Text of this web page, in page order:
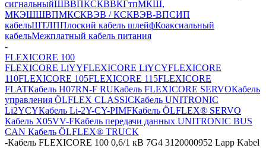
сигнальныйШВВПКСКВВКГтпМКШ,
МКЭШШВПМКСКВЭВ / КСКВЭВ-ВПСИП
кабельШТЛППлоский кабель шлейфКоаксиальный
кабельМежплатный кабель питания
-
FLEXICORE 100
FLEXICORE LiYYFLEXICORE LiYCYFLEXICORE
110FLEXICORE 105FLEXICORE 115FLEXICORE
FLATКабель H07RN-F RUКабель FLEXICORE SERVOКабель
управления ÖLFLEX CLASSICКабель UNITRONIC
Li2YCYКабель Li-2Y-CY-PIMFКабель ÖLFLEX® SERVO
Кабель X05VV-FКабель передачи данных UNITRONIC BUS
CAN Кабель ÖLFLEX® TRUCK
-Кабель FLEXICORE 100 0,6/1 кВ 7G4 3120000952 Lapp Kabel